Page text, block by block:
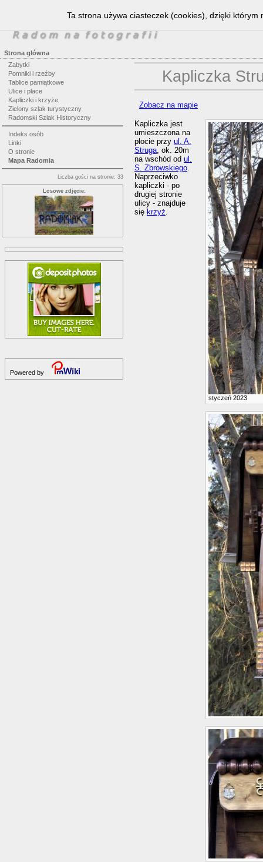
Strona główna
Zabytki
Pomniki i rzeźby
Tablice pamiątkowe
Ulice i place
Kapliczki i krzyże
Zielony szlak turystyczny
Radomski Szlak Historyczny
Indeks osób
Linki
O stronie
Mapa Radomia
Liczba gości na stronie: 33
Losowe zdjęcie:
Powered by
Kapliczka
Zobacz na mapie
styczeń 2023
Kapliczka jest
umieszczona na
płocie przy ul. A.
Struga, ok. 20m
na wschód od ul.
S. Zbrowskiego.
Naprzeciwko
kapliczki - po
drugiej stronie
ulicy - znajduje
się krzyż.
Ta strona używa ciasteczek (cookies), dzięki którym